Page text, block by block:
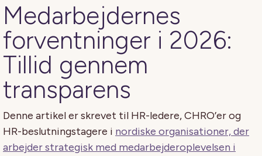
Medarbejdernes
forventninger i 2026:
Tillid gennem
transparens
Denne artikel er skrevet til HR-ledere, CHRO’er og
HR-beslutningstagere i nordiske organisationer, der
arbejder strategisk med medarbejderoplevelsen i